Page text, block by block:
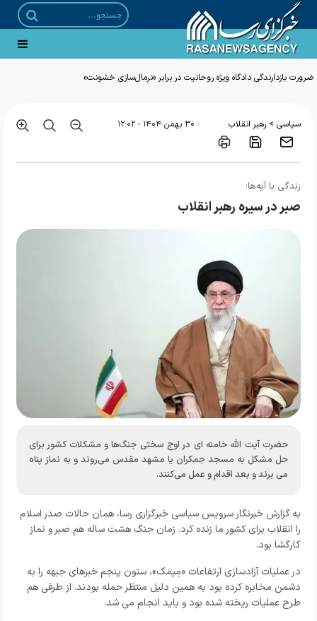
ضرورت بازدارندگی دادگاه ویژه روحانیت در برابر «نرمال‌سازی خشونت»
سیاسی > رهبر انقلاب ۳۰ بهمن ۱۴۰۴ - ۱۲:۰۲
زندگی با آیه‌ها؛
صبر در سیره رهبر انقلاب
حضرت آیت الله خامنه ای در اوج سختی جنگ‌ها و مشکلات کشور برای
حل مشکل به مسجد جمکران یا مشهد مقدس می‌روند و به نماز پناه
می برند و بعد اقدام و عمل می‌کنند.
به گزارش خبرنگار سرویس سیاسی خبرگزاری رسا، همان حالات صدر اسلام
را انقلاب برای کشور ما زنده کرد. زمان جنگ هشت ساله هم صبر و نماز
کارگشا بود.
در عملیات آزادسازی ارتفاعات «مِیمَک»، ستون پنجم خبرهای جبهه را به
دشمن مخابره کرده بود به همین دلیل منتظر حمله بودند. از طرفی هم
طرح عملیات ریخته شده بود و باید انجام می شد.